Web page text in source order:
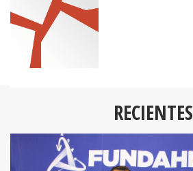
RECIENTES